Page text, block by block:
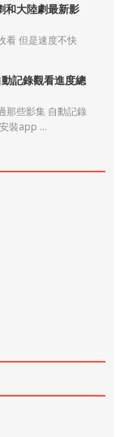
和大陸劇最新影
看 但是速度不快
記錄觀看進度總
那些影集 自動記錄
裝app ...